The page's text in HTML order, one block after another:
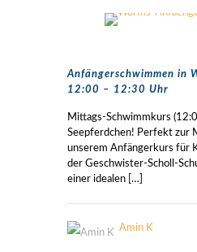
Anfängerschwimmen in
12:00 – 12:30 Uhr
Mittags-Schwimmkurs
Seepferdchen! Perfekt zur
unserem Anfängerkurs für
der Geschwister-Scholl-
einer idealen […]
Amin K